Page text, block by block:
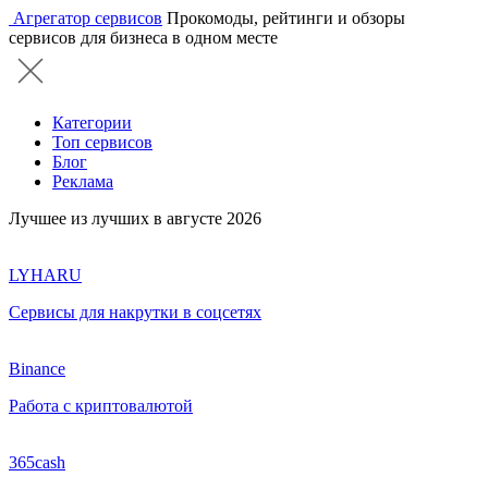
Агрегатор сервисов Прокомоды, рейтинги и обзоры
сервисов для бизнеса в одном месте
Категории
Топ сервисов
Блог
Реклама
Лучшее из лучших в августе 2026
LYHARU
Сервисы для накрутки в соцсетях
Binance
Работа с криптовалютой
365cash